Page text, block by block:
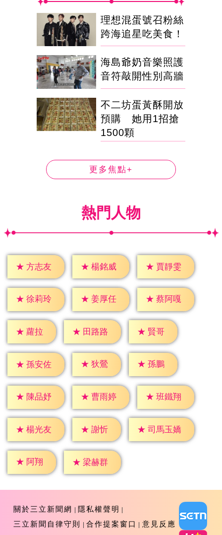
理想混蛋號召粉絲
跨海追星吃美食！
海島爺奶音樂照護
音符敲開性別高牆
不二坊蛋黃酥開放
預購 她用1招搶
1500顆
更多焦點+
熱門人物
★ 方志友 ★ 楊銘威 ★ 賈靜雯
★ 徐莉玲 ★ 姜厚任 ★ 蔡阿嘎
★ 蘿拉 ★ 田路路 ★ 賢哥
★ 孫安佐 ★ 狄鶯 ★ 孫鵬
★ 陳品妤 ★ 曹雨婷 ★ 班鐵翔
★ 楊光友 ★ 謝忻 ★ 司馬玉嬌
★ 阿翔 ★ 梁赫群
關於三立新聞網
隱私權聲明
三立新聞自律守則
合作提案窗口 意見反應